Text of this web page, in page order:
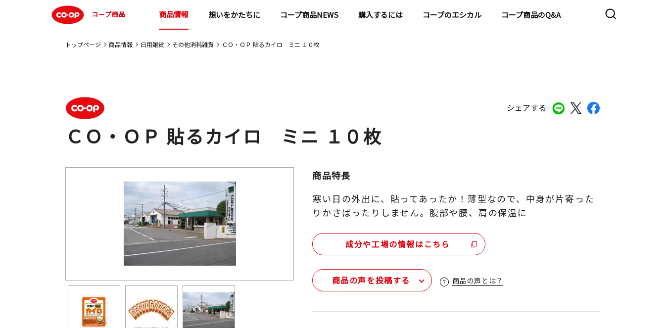
コープ商品 商品情報 想いをかたちに コープ商品NEWS 購入するには コープのエシカル コープ商品のQ&A
トップページ 商品情報 日用雑貨 その他消耗雑貨 ＣＯ・ＯＰ 貼るカイロ ミニ １０枚
シェアする
ＣＯ・ＯＰ 貼るカイロ ミニ １０枚
商品特長
寒い日の外出に、貼ってあったか！薄型なので、中身が片寄った
りかさばったりしません。腹部や腰、肩の保温に
成分や工場の情報はこちら
商品の声を投稿する 商品の声とは？